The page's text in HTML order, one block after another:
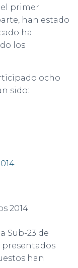
primer
han estado
ha
los
ocho
sido:
Sub-23 de
presentados
han